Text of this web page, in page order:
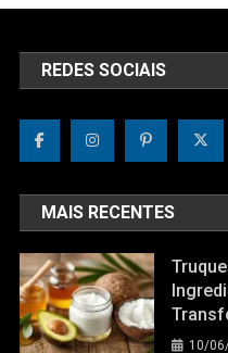
REDES SOCIAIS
MAIS RECENTES
10/